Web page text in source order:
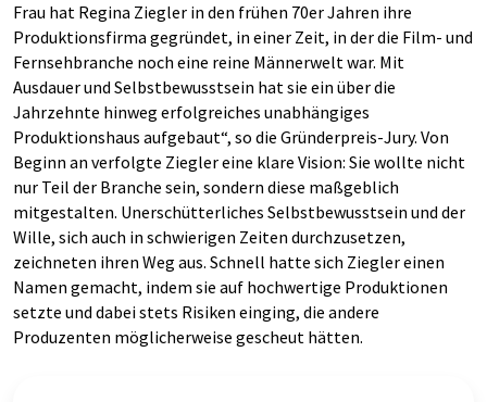
Frau hat Regina Ziegler in den frühen 70er Jahren ihre
Produktionsfirma gegründet, in einer Zeit, in der die Film- und
Fernsehbranche noch eine reine Männerwelt war. Mit
Ausdauer und Selbstbewusstsein hat sie ein über die
Jahrzehnte hinweg erfolgreiches unabhängiges
Produktionshaus aufgebaut“, so die Gründerpreis-Jury. Von
Beginn an verfolgte Ziegler eine klare Vision: Sie wollte nicht
nur Teil der Branche sein, sondern diese maßgeblich
mitgestalten. Unerschütterliches Selbstbewusstsein und der
Wille, sich auch in schwierigen Zeiten durchzusetzen,
zeichneten ihren Weg aus. Schnell hatte sich Ziegler einen
Namen gemacht, indem sie auf hochwertige Produktionen
setzte und dabei stets Risiken einging, die andere
Produzenten möglicherweise gescheut hätten.